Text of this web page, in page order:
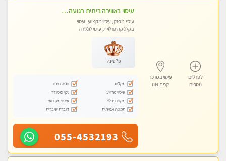
לפרטים
נוספים
עיסוי במרכז
קרית אונו
עיסוי באווירה ביתית רגועה בהוד- השרון
עיסוי מפנק, עיסוי מקצועי, עיסוי
בקלניקה פרטית, עיסוי טנטרה
פלטינה
מקלחת
חניה חינם
עיסוי מרגיע
נקי ומסודר
מקום פרטי
עיסוי מקצועי
תמונה אמיתית
דוברת עיברית
055-4532193